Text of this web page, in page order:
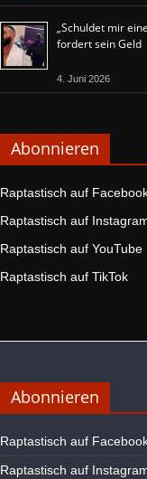
„Schuldet mir
fordert sein Geld
4. Juni 2026
Abonnieren
Raptastisch auf
Raptastisch auf
Raptastisch auf YouTube
Raptastisch auf TikTok
Abonnieren
Raptastisch auf
Raptastisch auf